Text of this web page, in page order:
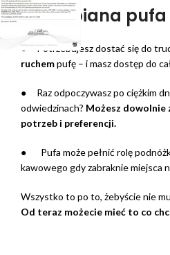
Doczepiana
● Potrzebujesz dostać się do
ruchempufę – i masz dostęp do
● Raz odpoczywasz po ciężkim
odwiedzinach? Możesz dowolnie
potrzeb i preferencji.
● Pufa może pełnić rolę
kawowego gdy zabraknie miejsca
Wszystko to po to, żebyście nie
Od teraz możecie mieć to co